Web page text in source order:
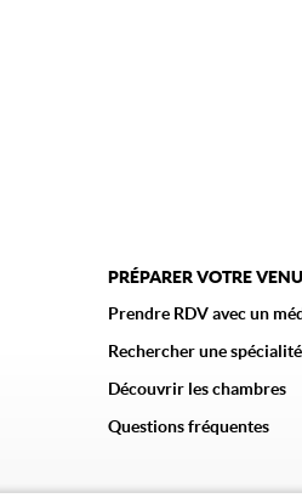
PRÉPARER VOTRE
Prendre RDV avec un
Rechercher une spécialité
Découvrir les chambres
Questions fréquentes